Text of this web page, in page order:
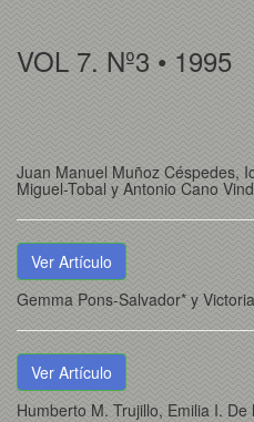
VOL 7. Nº3 • 1995
Juan Manuel Muñoz Céspedes,
Miguel-Tobal y Antonio Cano
Ver Artículo
Gemma Pons-Salvador* y
Ver Artículo
Humberto M. Trujillo, Emilia I.